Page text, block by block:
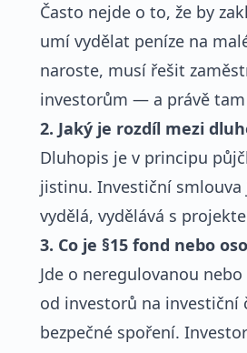
Často nejde o to, že by
umí vydělat peníze na
naroste, musí řešit
investorům — a právě
2. Jaký je rozdíl mezi
Dluhopis je v principu
jistinu. Investiční
vydělá, vydělává s
3. Co je §15 fond nebo
Jde o neregulovanou
od investorů na investiční
bezpečné spoření.